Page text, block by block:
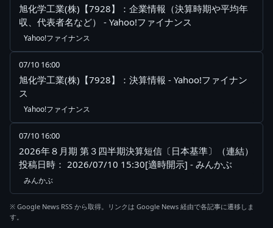
旭化学工業(株)【7928】：企業情報（決算時期や平均年
収、代表者名など） - Yahoo!ファイナンス
Yahoo!ファイナンス
07/10 16:00
旭化学工業(株)【7928】：決算情報 - Yahoo!ファイナン
ス
Yahoo!ファイナンス
07/10 16:00
2026年８月期 第３四半期決算短信〔日本基準〕（連結）
投稿日時： 2026/07/10 15:30[適時開示] - みんかぶ
みんかぶ
※ Google News RSS から取得。リンクは Google News 経由で各記事に遷移しま
す。